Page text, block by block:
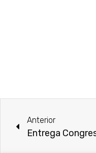
Anterior
Entrega